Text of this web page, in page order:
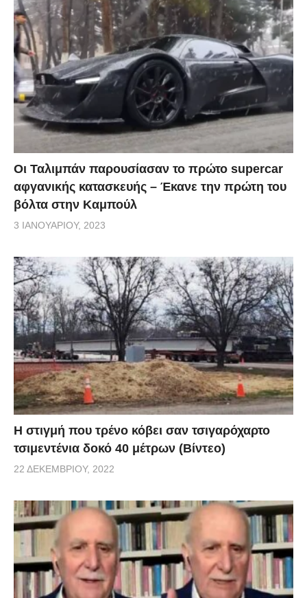
Οι Ταλιμπάν παρουσίασαν το πρώτο supercar
αφγανικής κατασκευής – Έκανε την πρώτη του
βόλτα στην Καμπούλ
3 ΙΑΝΟΥΑΡΊΟΥ, 2023
H στιγμή που τρένο κόβει σαν τσιγαρόχαρτο
τσιμεντένια δοκό 40 μέτρων (Βίντεο)
22 ΔΕΚΕΜΒΡΊΟΥ, 2022